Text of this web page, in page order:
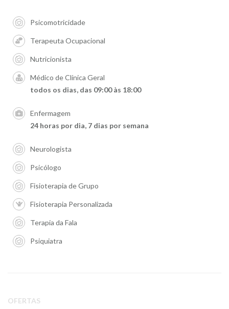
Psicomotricidade
Terapeuta Ocupacional
Nutricionista
Médico de Clínica Geral
todos os dias, das 09:00 às 18:00
Enfermagem
24 horas por dia, 7 dias por semana
Neurologista
Psicólogo
Fisioterapia de Grupo
Fisioterapia Personalizada
Terapia da Fala
Psiquiatra
OFERTAS